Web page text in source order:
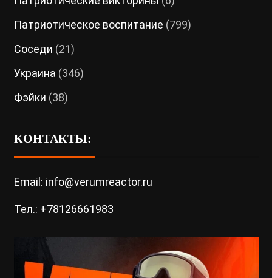
Патриотическое воспитание (799)
Соседи (21)
Украина (346)
Фэйки (38)
КОНТАКТЫ:
Email: info@verumreactor.ru
Тел.: +78126661983